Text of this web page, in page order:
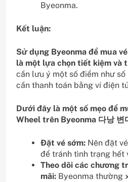
Byeonma.
Kết luận:
Sử dụng Byeonma để mua
là một lựa chọn tiết kiệm và
cần lưu ý một số điểm như
cần thanh toán bằng ví điện
Dưới đây là một số mẹo để
Wheel trên Byeonma 다낭 변
Đặt vé sớm: Nên đặt
để tránh tình trạng hết
Theo dõi các chương
mãi: Byeonma thường